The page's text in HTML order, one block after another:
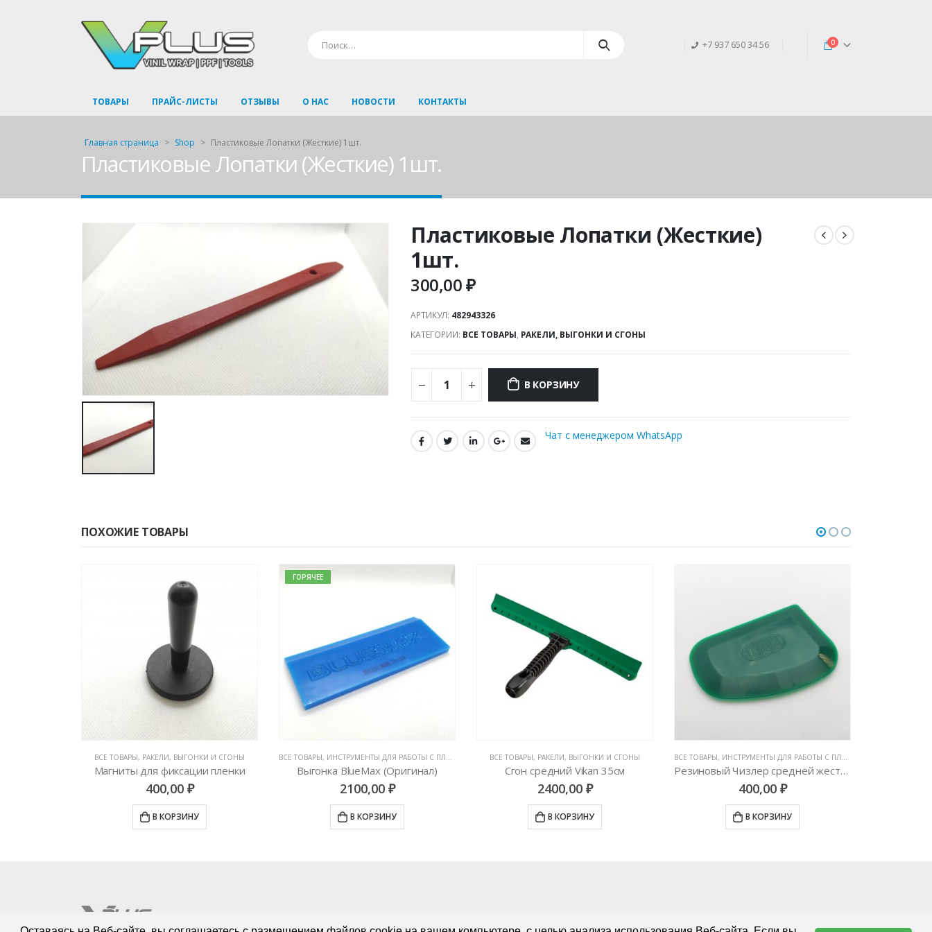
+7 937 650 34 56 0
ТОВАРЫ ПРАЙС-ЛИСТЫ ОТЗЫВЫ О НАС НОВОСТИ КОНТАКТЫ
Главная страница > Shop > Пластиковые Лопатки (Жесткие) 1шт.
Пластиковые Лопатки (Жесткие) 1шт.
Пластиковые Лопатки (Жесткие)
1шт.
300,00₽
АРТИКУЛ: 482943326
КАТЕГОРИИ: ВСЕ ТОВАРЫ, РАКЕЛИ, ВЫГОНКИ И СГОНЫ
В КОРЗИНУ
Чат с менеджером WhatsApp
ПОХОЖИЕ ТОВАРЫ
РАКЕЛИ, ВЫГОНКИ И СГОНЫ
ВСЕ ТОВАРЫ, РАКЕЛИ, ВЫГОНКИ И СГОНЫ
Магниты для фиксации пленки
400,00 ₽
В КОРЗИНУ
ГОРЯЧЕЕ
ВСЕ ТОВАРЫ, ИНСТРУМЕНТЫ ДЛЯ РАБОТЫ С ПЛЕНКАМИ РАКЕЛИ, ВЫГОНКИ И СГОНЫ
Выгонка BlueMax (Оригинал)
2100,00 ₽
В КОРЗИНУ
ВСЕ ТОВАРЫ, РАКЕЛИ, ВЫГОНКИ И СГОНЫ
Сгон средний Vikan 35см
2400,00 ₽
В КОРЗИНУ
ВСЕ ТОВАРЫ, ИНСТРУМЕНТЫ ДЛЯ РАБОТЫ С ПЛЕНКАМИ
Резиновый Чизлер средней жесткости
400,00 ₽
В КОРЗИНУ